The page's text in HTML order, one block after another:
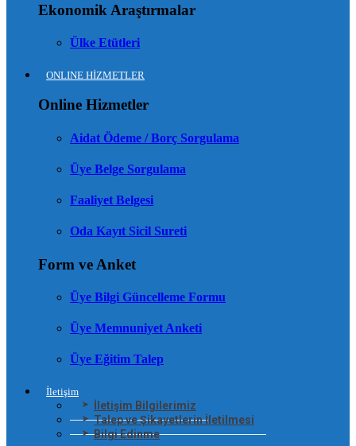
Ekonomik Araştırmalar
Ülke Etütleri
ONLINE HİZMETLER
Online Hizmetler
Aidat Ödeme / Borç Sorgulama
Üye Belge Sorgulama
Faaliyet Belgesi
Oda Kayıt Sicil Sureti
Form ve Anket
Üye Bilgi Güncelleme Formu
Üye Memnuniyet Anketi
Üye Eğitim Talep
İletişim
İletişim Bilgilerimiz
Talep ve Şikayetlerin İletilmesi
Bilgi Edinme